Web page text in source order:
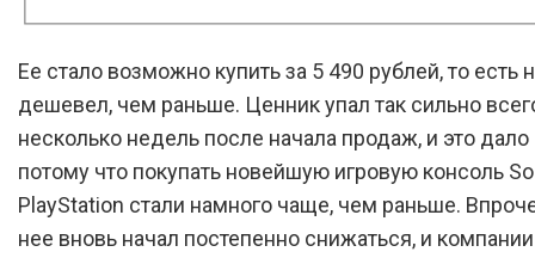
Ее стало возможно купить за 5 490 рублей, то есть
дешевел, чем раньше. Ценник упал так сильно
несколько недель после начала продаж, и это дало
потому что покупать новейшую игровую консоль
PlayStation стали намного чаще, чем раньше.
нее вновь начал постепенно снижаться, и